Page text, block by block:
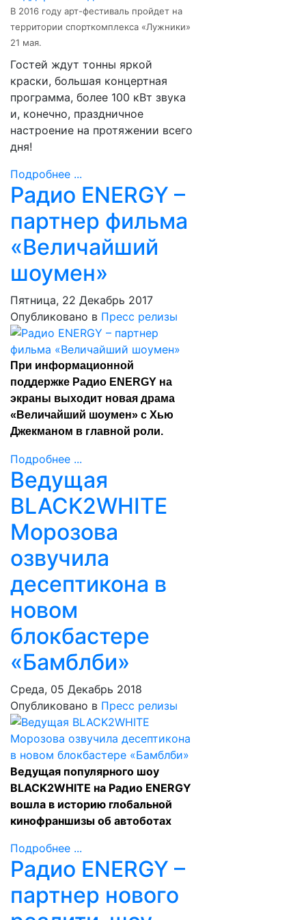
В 2016 году арт-фестиваль пройдет на
территории спорткомплекса «Лужники»
21 мая.
Гостей ждут тонны яркой
краски, большая концертная
программа, более 100 кВт звука
и, конечно, праздничное
настроение на протяжении всего
дня!
Подробнее ...
Радио ENERGY –
партнер фильма
«Величайший
шоумен»
Пятница, 22 Декабрь 2017
Опубликовано в Пресс релизы
При информационной
поддержке Радио ENERGY на
экраны выходит новая драма
«Величайший шоумен» с Хью
Джекманом в главной роли.
Подробнее ...
Ведущая
BLACK2WHITE
Морозова
озвучила
десептикона в
новом
блокбастере
«Бамблби»
Среда, 05 Декабрь 2018
Опубликовано в Пресс релизы
Ведущая популярного шоу
BLACK2WHITE на Радио ENERGY
вошла в историю глобальной
кинофраншизы об автоботах
Подробнее ...
Радио ENERGY –
партнер нового